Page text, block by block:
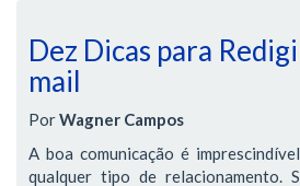
Dez Dicas para
mail
PorWagner Campos
A boa comunicação é
qualquer tipo de relacionamento.